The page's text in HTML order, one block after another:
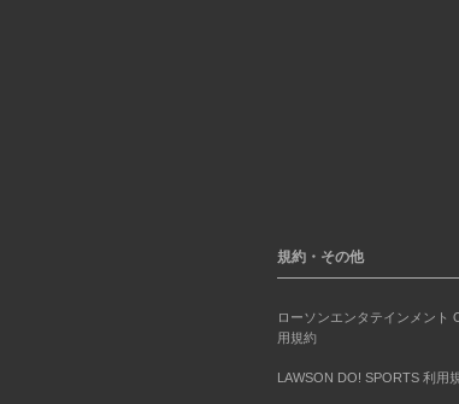
規約・その他
ローソンエンタテインメント
用規約
LAWSON DO! SPORTS 利用